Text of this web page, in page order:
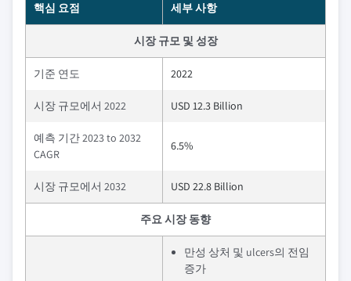
핵심 요점 세부 사항
시장 규모 및 성장
기준 연도 2022
시장 규모에서 2022 USD 12.3 Billion
예측 기간 2023 to 2032
CAGR
6.5%
시장 규모에서 2032 USD 22.8 Billion
주요 시장 동향
만성 상처 및 ulcers의 전임
증가